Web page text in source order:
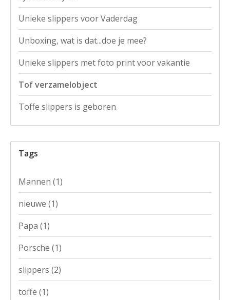
Unieke slippers voor Vaderdag
Unboxing, wat is dat...doe je mee?
Unieke slippers met foto print voor vakantie
Tof verzamelobject
Toffe slippers is geboren
Tags
Mannen (1)
nieuwe (1)
Papa (1)
Porsche (1)
slippers (2)
toffe (1)